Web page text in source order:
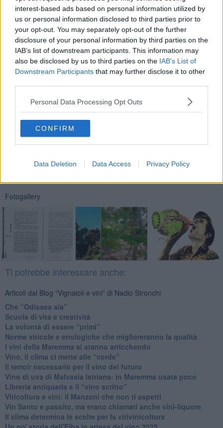
interest-based ads based on personal information utilized by
us or personal information disclosed to third parties prior to
your opt-out. You may separately opt-out of the further
disclosure of your personal information by third parties on the
IAB’s list of downstream participants. This information may
also be disclosed by us to third parties on the IAB’s List of
Downstream Participants that may further disclose it to other
Personal Data Processing Opt Outs
CONFIRM
Data Deletion Data Access Privacy Policy
colore: violaceo intenso. Olfatto: vinoso, intenso di frutti neri (tra cui
la ciliegia e la prugna appassita) Gusto: fitto in cui c’è subito il
tannino, un poco astringente ma che si attutisce con la sensazione
di dolce (forse dalla incompleta fermentazione), Sensazione finale
lunghissima. Vino che non si può classificare, ma decente per chi lo
faceva.
Nadio Stronchi
Se vuoi leggere le notizie principali della Toscana iscriviti alla
alle 20:00 direttamente nella tua casella di posta.
Fotogallery
Ti potrebbe interessare anche:
Articoli dal Blog “Vignaioli e vini” di Nadio Stronchi
​Che “Odissea sia”
Scuola di vita e creatività
​La volontà di essere “primi”
Norme viticole e enologiche che miglioreranno la qualità
​I vini della Maremma si stanno arricchendo
Vino, il clima ci mette alle “corde”
Il terroir necessario per il vino del futuro
​Vino di uva di Malvasia Istriana: in Maremma usata poco
​Libreria antiquaria e il “vino scritto”
​Viticoltura e vini: il Manzoni che non ti aspetti
​Vin Santo e passito, ma erano chiamati anche vini-liquore
Il clima determina le scelte per la vitivinicoltura